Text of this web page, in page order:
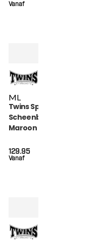
Vanaf
ML
Twins Special
Scheenbeschermers
Maroon (SGL 7
Vanaf
129.95